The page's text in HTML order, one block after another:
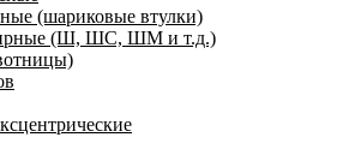
(шариковые втулки)
(Ш, ШС, ШМ и т.д.)